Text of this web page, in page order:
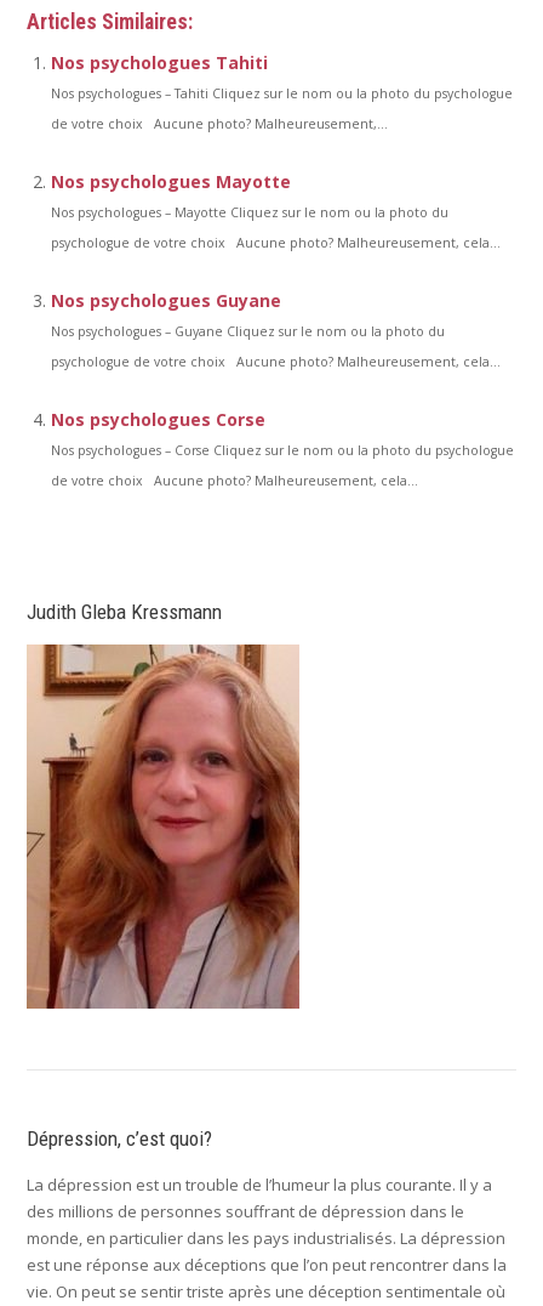
Articles Similaires:
Nos psychologues Tahiti
Nos psychologues – Tahiti Cliquez sur le nom ou la photo du psychologue
de votre choix Aucune photo? Malheureusement,...
Nos psychologues Mayotte
Nos psychologues – Mayotte Cliquez sur le nom ou la photo du
psychologue de votre choix Aucune photo? Malheureusement, cela...
Nos psychologues Guyane
Nos psychologues – Guyane Cliquez sur le nom ou la photo du
psychologue de votre choix Aucune photo? Malheureusement, cela...
Nos psychologues Corse
Nos psychologues – Corse Cliquez sur le nom ou la photo du psychologue
de votre choix Aucune photo? Malheureusement, cela...
Judith Gleba Kressmann
Dépression, c’est quoi?
La dépression est un trouble de l’humeur la plus courante. Il y a
des millions de personnes souffrant de dépression dans le
monde, en particulier dans les pays industrialisés. La dépression
est une réponse aux déceptions que l’on peut rencontrer dans la
vie. On peut se sentir triste après une déception sentimentale où